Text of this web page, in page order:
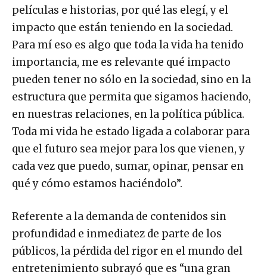
películas e historias, por qué las elegí, y el
impacto que están teniendo en la sociedad.
Para mí eso es algo que toda la vida ha tenido
importancia, me es relevante qué impacto
pueden tener no sólo en la sociedad, sino en la
estructura que permita que sigamos haciendo,
en nuestras relaciones, en la política pública.
Toda mi vida he estado ligada a colaborar para
que el futuro sea mejor para los que vienen, y
cada vez que puedo, sumar, opinar, pensar en
qué y cómo estamos haciéndolo”.
Referente a la demanda de contenidos sin
profundidad e inmediatez de parte de los
públicos, la pérdida del rigor en el mundo del
entretenimiento subrayó que es “una gran